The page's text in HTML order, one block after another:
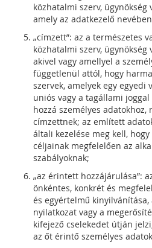
közhatalmi szerv, ügynökség
amely az adatkezelő
„címzett”: az a természetes
közhatalmi szerv, ügynökség
akivel vagy amellyel a
függetlenül attól, hogy
szervek, amelyek egy egyedi
uniós vagy a tagállami
hozzá személyes
címzettnek; az említett
általi kezelése meg kell,
céljainak megfelelően az
szabályoknak;
„az érintett hozzájárulása”:
önkéntes, konkrét és
és egyértelmű
nyilatkozat vagy a
kifejező cselekedet útján
az őt érintő személyes